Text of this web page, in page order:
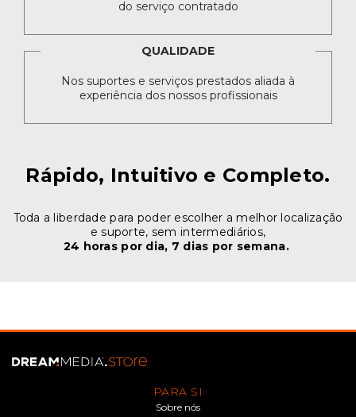
do serviço contratado
QUALIDADE
Nos suportes e serviços prestados aliada à
experiência dos nossos profissionais
Rápido, Intuitivo e Completo.
Toda a liberdade para poder escolher a melhor localização
e suporte, sem intermediários,
24 horas por dia, 7 dias por semana.
PARA SI
Sobre nós